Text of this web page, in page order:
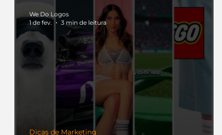
Dicas de Marketing
We Do Logos
1 de fev.
3 min de leitura